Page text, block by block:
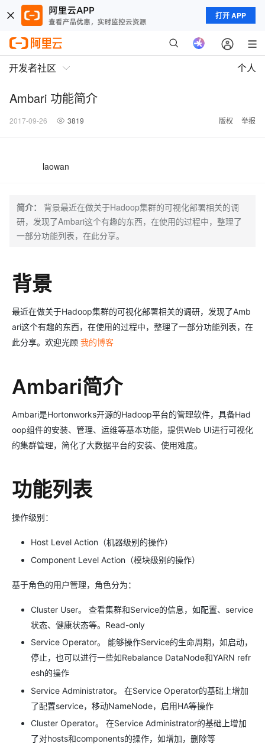
打开 APP
开发者社区 个人
Ambari 功能简介
2017-09-26 3819 版权 举报
laowan
简介：
背景最近在做关于Hadoop集群的可视化部署相关的调
研，发现了Ambari这个有趣的东西，在使用的过程中，整理了
一部分功能列表，在此分享。
背景
最近在做关于Hadoop集群的可视化部署相关的调研，发现了Amb
ari这个有趣的东西，在使用的过程中，整理了一部分功能列表，在
此分享。欢迎光顾 我的博客
Ambari简介
Ambari是Hortonworks开源的Hadoop平台的管理软件，具备Had
oop组件的安装、管理、运维等基本功能，提供Web UI进行可视化
的集群管理，简化了大数据平台的安装、使用难度。
功能列表
操作级别：
Host Level Action（机器级别的操作）
Component Level Action（模块级别的操作）
基于角色的用户管理，角色分为：
Cluster User。 查看集群和Service的信息，如配置、service
状态、健康状态等。Read-only
Service Operator。 能够操作Service的生命周期，如启动，
停止，也可以进行一些如Rebalance DataNode和YARN refr
esh的操作
Service Administrator。 在Service Operator的基础上增加
了配置service，移动NameNode，启用HA等操作
Cluster Operator。 在Service Administrator的基础上增加
了对hosts和components的操作，如增加，删除等